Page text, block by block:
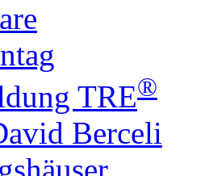
TRE®
Berceli